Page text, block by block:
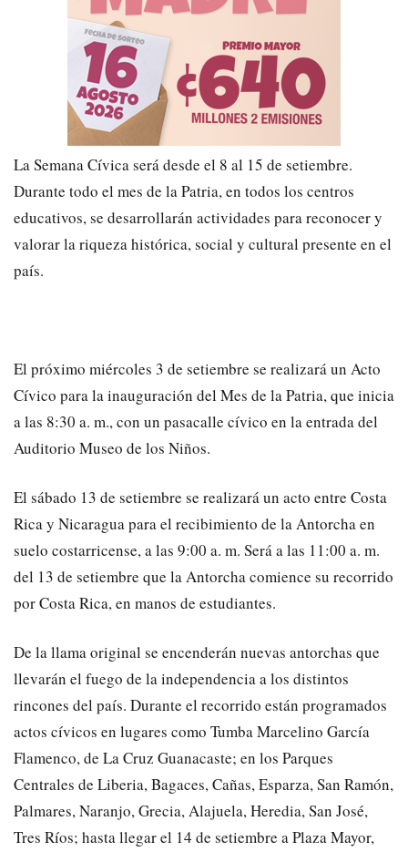
La Semana Cívica será desde el 8 al 15 de setiembre.
Durante todo el mes de la Patria, en todos los centros
educativos, se desarrollarán actividades para reconocer y
valorar la riqueza histórica, social y cultural presente en el
país.
El próximo miércoles 3 de setiembre se realizará un Acto
Cívico para la inauguración del Mes de la Patria, que inicia
a las 8:30 a. m., con un pasacalle cívico en la entrada del
Auditorio Museo de los Niños.
El sábado 13 de setiembre se realizará un acto entre Costa
Rica y Nicaragua para el recibimiento de la Antorcha en
suelo costarricense, a las 9:00 a. m. Será a las 11:00 a. m.
del 13 de setiembre que la Antorcha comience su recorrido
por Costa Rica, en manos de estudiantes.
De la llama original se encenderán nuevas antorchas que
llevarán el fuego de la independencia a los distintos
rincones del país. Durante el recorrido están programados
actos cívicos en lugares como Tumba Marcelino García
Flamenco, de La Cruz Guanacaste; en los Parques
Centrales de Liberia, Bagaces, Cañas, Esparza, San Ramón,
Palmares, Naranjo, Grecia, Alajuela, Heredia, San José,
Tres Ríos; hasta llegar el 14 de setiembre a Plaza Mayor,